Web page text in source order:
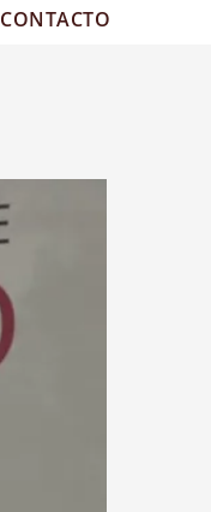
CONTACTO